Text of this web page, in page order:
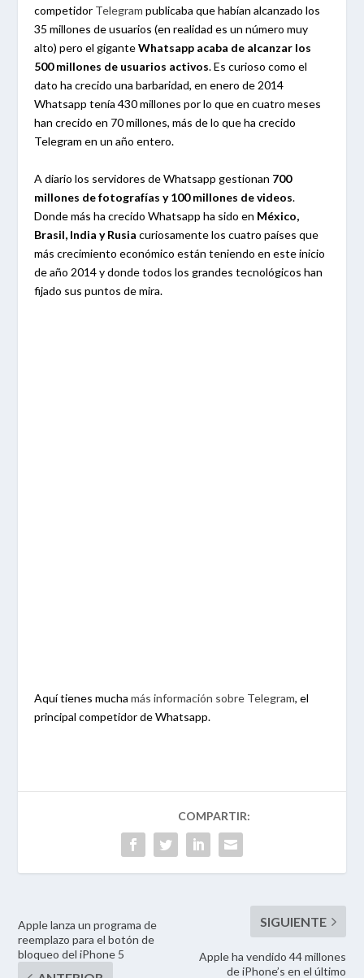
competidor Telegram publicaba que habían alcanzado los
35 millones de usuarios (en realidad es un número muy
alto) pero el giganteWhatsapp acaba de alcanzar los
500 millones de usuarios activos. Es curioso como el
dato ha crecido una barbaridad, en enero de 2014
Whatsapp tenía 430 millones por lo que en cuatro meses
han crecido en 70 millones, más de lo que ha crecido
Telegram en un año entero.
A diario los servidores de Whatsapp gestionan 700
millones de fotografías y 100 millones de videos.
Donde más ha crecido Whatsapp ha sido en México,
Brasil, India y Rusia curiosamente los cuatro países que
más crecimiento económico están teniendo en este inicio
de año 2014 y donde todos los grandes tecnológicos han
fijado sus puntos de mira.
Aquí tienes muchamás información sobre Telegram, el
principal competidor de Whatsapp.
Apple lanza un programa de
reemplazo para el botón de
bloqueo del iPhone 5
Apple ha vendido 44 millones
de iPhone’s en el último